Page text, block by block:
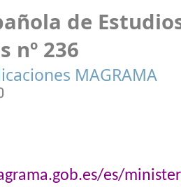
de
nº 236
MAGRAMA
es/